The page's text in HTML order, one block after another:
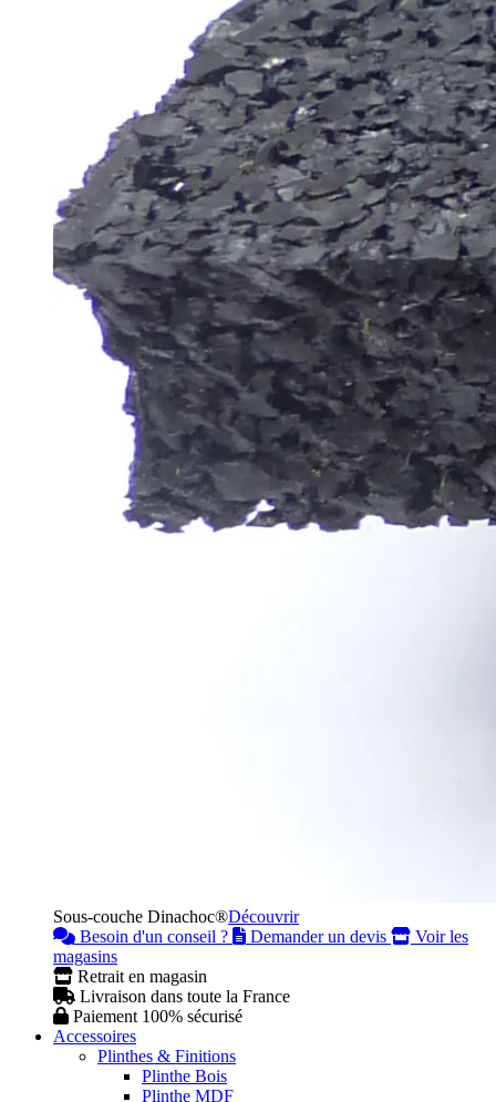
Sous-couche Dinachoc®Découvrir
Besoin d'un conseil ?
Demander un devis
Voir les
magasins
Retrait en magasin
Livraison dans toute la France
Paiement 100% sécurisé
Accessoires
Plinthes & Finitions
Plinthe Bois
Plinthe MDF